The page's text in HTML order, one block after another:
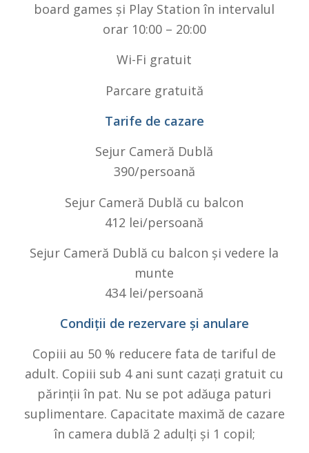
board games și Play Station în intervalul
orar 10:00 – 20:00
Wi-Fi gratuit
Parcare gratuită
Tarife de cazare
Sejur Cameră Dublă
390/persoană
Sejur Cameră Dublă cu balcon
412 lei/persoană
Sejur Cameră Dublă cu balcon și vedere la
munte
434 lei/persoană
Condiții de rezervare și anulare
Copiii au 50 % reducere fata de tariful de
adult. Copiii sub 4 ani sunt cazați gratuit cu
părinții în pat. Nu se pot adăuga paturi
suplimentare. Capacitate maximă de cazare
în camera dublă 2 adulți și 1 copil;